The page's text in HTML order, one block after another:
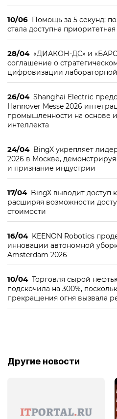
10/06 Помощь за 5 секунд:
стала доступна
28/04 «ДИАКОН-ДС» и «БАРС
соглашение о
цифровизации
26/04 Shanghai Electric
Hannover Messe 2026
промышленности на основе
интеллекта
24/04 BingX укрепляет
2026 в Москве,
и признание индустрии
17/04 BingX выводит доступ
расширяя возможности
стоимости
16/04 KEENON Robotics
инновации автономной
Amsterdam 2026
10/04 Торговля сырой
подскочила на 300%,
прекращения огня вызвала
Другие новости